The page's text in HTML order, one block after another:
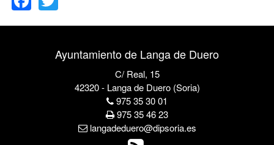
Ayuntamiento de Langa de Duero
C/ Real, 15
42320 - Langa de Duero (Soria)
975 35 30 01
975 35 46 23
langadeduero@dipsoria.es